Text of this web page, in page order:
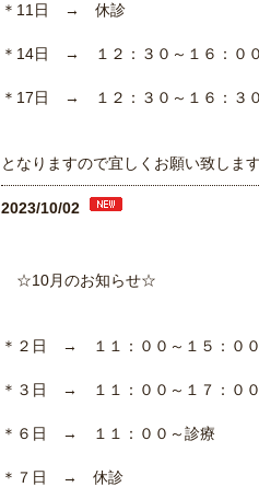
＊11日 → 休診
＊14日 → １２：３０～１６：０
＊17日 → １２：３０～１６：３
となりますので宜しくお願い致しま
2023/10/02
☆10月のお知らせ☆
＊２日 → １１：００～１５：０
＊３日 → １１：００～１７：０
＊６日 → １１：００～診療
＊７日 → 休診